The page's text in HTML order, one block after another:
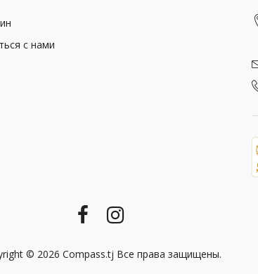
с нами
© 2026 Compass.tj Все права защищены.